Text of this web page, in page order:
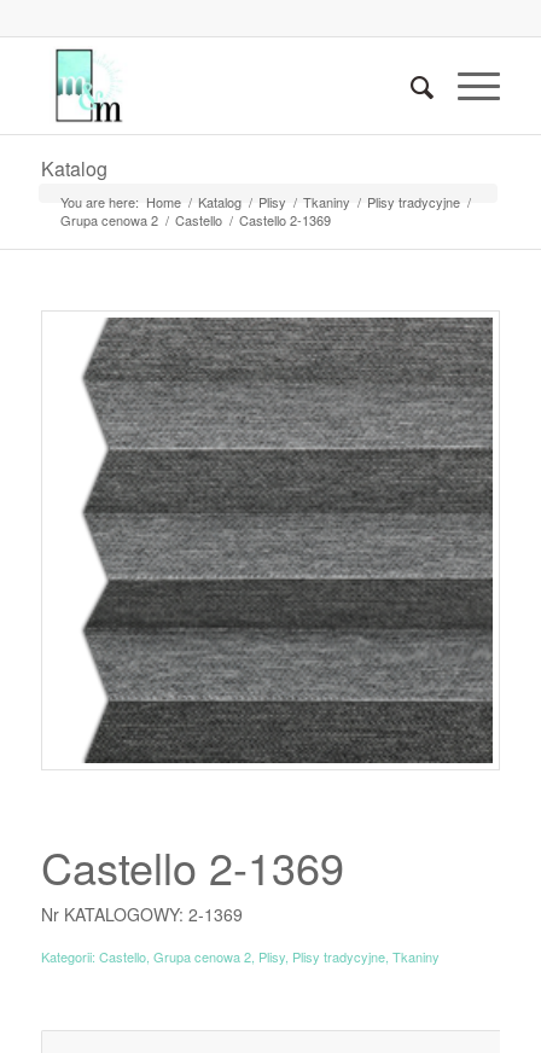
Katalog
You are here: Home / Katalog / Plisy / Tkaniny / Plisy tradycyjne /
Grupa cenowa 2 / Castello / Castello 2-1369
Castello 2-1369
Nr KATALOGOWY: 2-1369
Kategorii: Castello, Grupa cenowa 2, Plisy, Plisy tradycyjne, Tkaniny